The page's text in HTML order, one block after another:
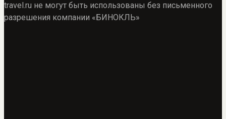
travel.ru не могут быть использованы без письменного
разрешения компании «БИНОКЛЬ»